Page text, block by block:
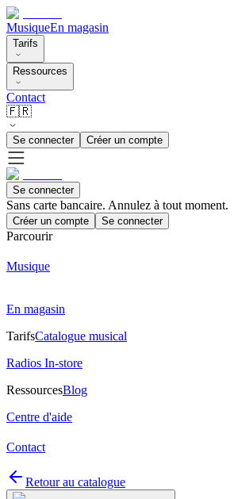
MusiqueEn magasin
Tarifs
Ressources
Contact
🇫🇷
Se connecter Créer un compte
Se connecter
Sans carte bancaire. Annulez à tout moment.
Créer un compte Se connecter
Parcourir
Musique
En magasin
TarifsCatalogue musical
Radios In-store
RessourcesBlog
Centre d'aide
Contact
Retour au catalogue